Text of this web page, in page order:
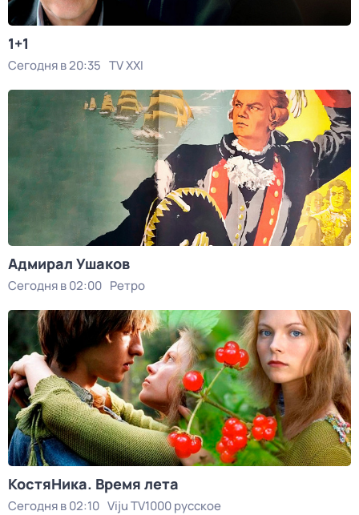
1+1
Сегодня в 20:35 TV XXI
Адмирал Ушаков
Сегодня в 02:00 Ретро
КостяНика. Время лета
Сегодня в 02:10 Viju TV1000 русское